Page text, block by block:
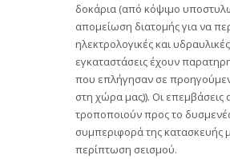
δοκάρια (από κόψιμο
απομείωση διατομής για να
ηλεκτρολογικές και υδραυλικές
εγκαταστάσεις έχουν
που επλήγησαν σε
στη χώρα μας)). Οι επεμβάσεις
τροποποιούν προς το
συμπεριφορά της κατασκευής
περίπτωση σεισμού.